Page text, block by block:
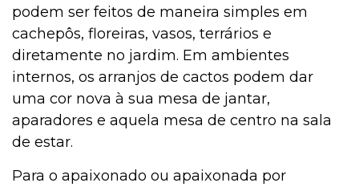
podem ser feitos de maneira simples em
cachepôs, floreiras, vasos, terrários e
diretamente no jardim. Em ambientes
internos, os arranjos de cactos podem dar
uma cor nova à sua mesa de jantar,
aparadores e aquela mesa de centro na sala
de estar.
Para o apaixonado ou apaixonada por